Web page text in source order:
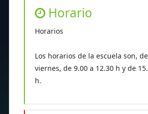
Horario
Horarios
Los horarios de la escuela son,
viernes, de 9.00 a 12.30 h y de
h.